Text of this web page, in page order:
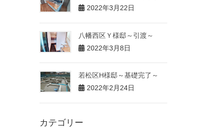
2022年3月22日
八幡西区Ｙ様邸～引渡～
2022年3月8日
若松区H様邸～基礎完了～
2022年2月24日
カテゴリー